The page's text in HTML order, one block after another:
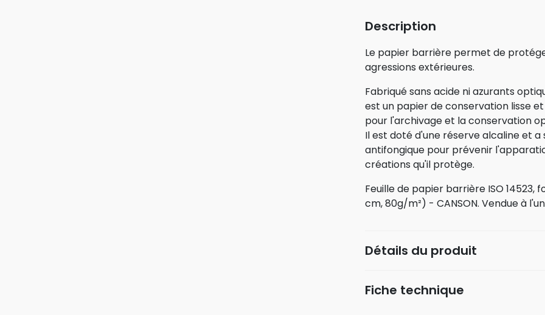
Description
Le papier barrière permet de
agressions extérieures.
Fabriqué sans acide ni azurants
est un papier de conservation lisse
pour l'archivage et la conservation
Il est doté d'une réserve alcaline et
antifongique pour prévenir
créations qu'il protège.
Feuille de papier barrière ISO 14523,
cm, 80g/m²) - CANSON. Vendue à
Détails du produit
Fiche technique